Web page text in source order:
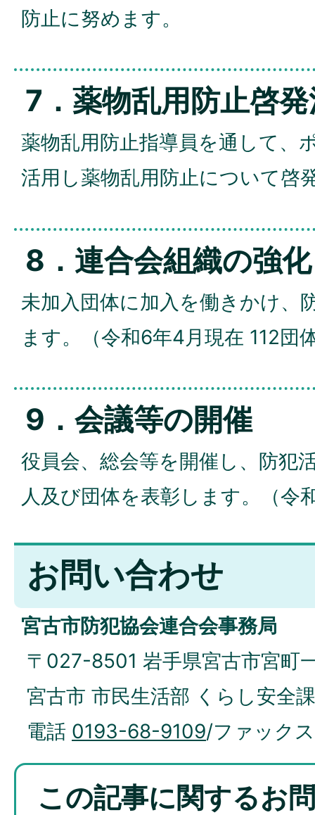
防止に努めます。
7．薬物乱用防止啓
薬物乱用防止指導員を通して、
活用し薬物乱用防止について啓
8．連合会組織の強化
未加入団体に加入を働きかけ、
ます。（令和6年4月現在 112団
9．会議等の開催
役員会、総会等を開催し、防犯
人及び団体を表彰します。（令
お問い合わせ
宮古市防犯協会連合会事務局
〒027-8501 岩手県宮古市宮町
宮古市 市民生活部 くらし安全
電話 0193-68-9109/ファック
この記事に関するお